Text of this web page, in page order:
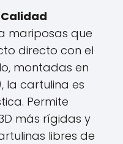
mariposas que
directo con el
montadas en
la cartulina es
Permite
más rígidas y
libres de